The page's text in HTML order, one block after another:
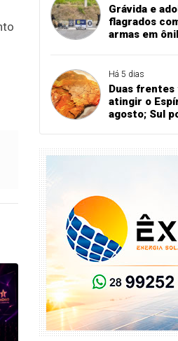
Grávida e
flagrados
armas em
Há 5 dias
Duas frentes
atingir o
agosto; Sul